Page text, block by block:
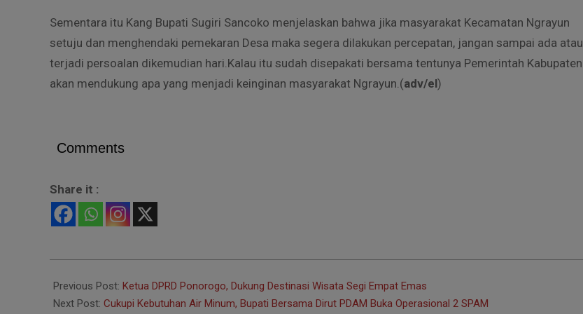
Sementara itu Kang Bupati Sugiri Sancoko menjelaskan bahwa jika masyarakat Kecamatan Ngrayun
setuju dan menghendaki pemekaran Desa maka segera dilakukan percepatan, jangan sampai ada atau
terjadi persoalan dikemudian hari.Kalau itu sudah disepakati bersama tentunya Pemerintah Kabupaten
akan mendukung apa yang menjadi keinginan masyarakat Ngrayun.(adv/el)
Comments
Share it :
03-
31
Previous Post: Ketua DPRD Ponorogo, Dukung Destinasi Wisata Segi Empat Emas
Next Post: Cukupi Kebutuhan Air Minum, Bupati Bersama Dirut PDAM Buka Operasional 2 SPAM